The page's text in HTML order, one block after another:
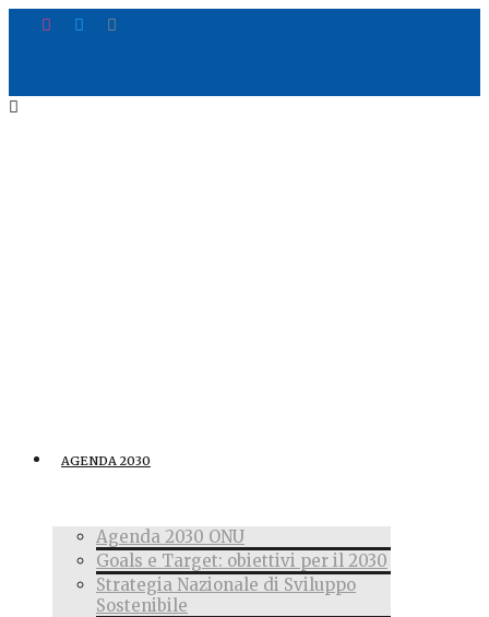
AGENDA 2030
Agenda 2030 ONU
Goals e Target: obiettivi per il 2030
Strategia Nazionale di Sviluppo
Sostenibile